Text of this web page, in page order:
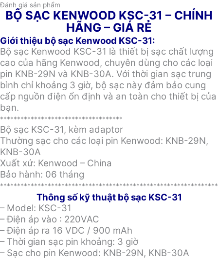
Đánh giá sản phẩm
BỘ SẠC KENWOOD KSC-31 – CHÍNH
HÃNG – GIÁ RẺ
Giới thiệu bộ sạc Kenwood KSC-31:
Bộ sạc Kenwood KSC-31 là thiết bị sạc chất lượng
cao của hãng Kenwood, chuyên dùng cho các loại
pin KNB-29N và KNB-30A. Với thời gian sạc trung
bình chỉ khoảng 3 giờ, bộ sạc này đảm bảo cung
cấp nguồn điện ổn định và an toàn cho thiết bị của
bạn.
************************************
Bộ sạc KSC-31, kèm adaptor
Thường sạc cho các loại pin Kenwood: KNB-29N,
KNB-30A
Xuất xứ: Kenwood – China
Bảo hành: 06 tháng
Thông số kỹ thuật bộ sạc KSC-31
– Model: KSC-31
– Điện áp vào : 220VAC
– Điện áp ra 16 VDC / 900 mAh
– Thời gian sạc pin khoảng: 3 giờ
– Sạc cho pin Kenwood: KNB-29N, KNB-30A